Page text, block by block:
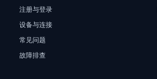
注册与登录
设备与连接
常见问题
故障排查